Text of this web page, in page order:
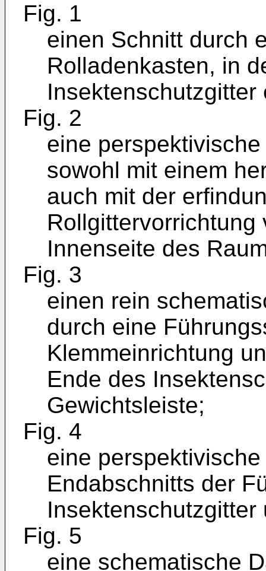
Fig. 1
einen Schnitt durch
Rolladenkasten, in
Insektenschutzgitter
Fig. 2
eine
sowohl mit einem
auch mit der
Innenseite des
Fig. 3
einen rein
durch eine
Klemmeinrichtung
Ende des
Gewichtsleiste;
Fig. 4
eine
Endabschnitts der
Fig. 5
eine schematische